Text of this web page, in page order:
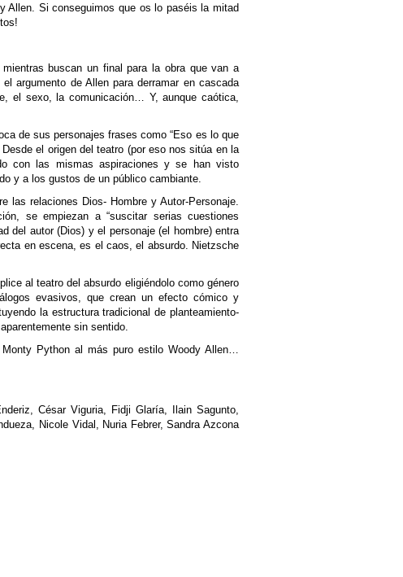
Allen. Si conseguimos que os lo paséis la mitad
buscan un final para la obra que van a
argumento de Allen para derramar en cascada
el sexo, la comunicación… Y, aunque caótica,
de sus personajes frases como “Eso es lo que
el origen del teatro (por eso nos sitúa en la
con las mismas aspiraciones y se han visto
y a los gustos de un público cambiante.
las relaciones Dios- Hombre y Autor-Personaje.
se empiezan a “suscitar serias cuestiones
del autor (Dios) y el personaje (el hombre) entra
en escena, es el caos, el absurdo. Nietzsche
al teatro del absurdo eligiéndolo como género
evasivos, que crean un efecto cómico y
la estructura tradicional de planteamiento-
sin sentido.
Python al más puro estilo Woody Allen…
César Viguria, Fidji Glaría, Ilain Sagunto,
Nicole Vidal, Nuria Febrer, Sandra Azcona